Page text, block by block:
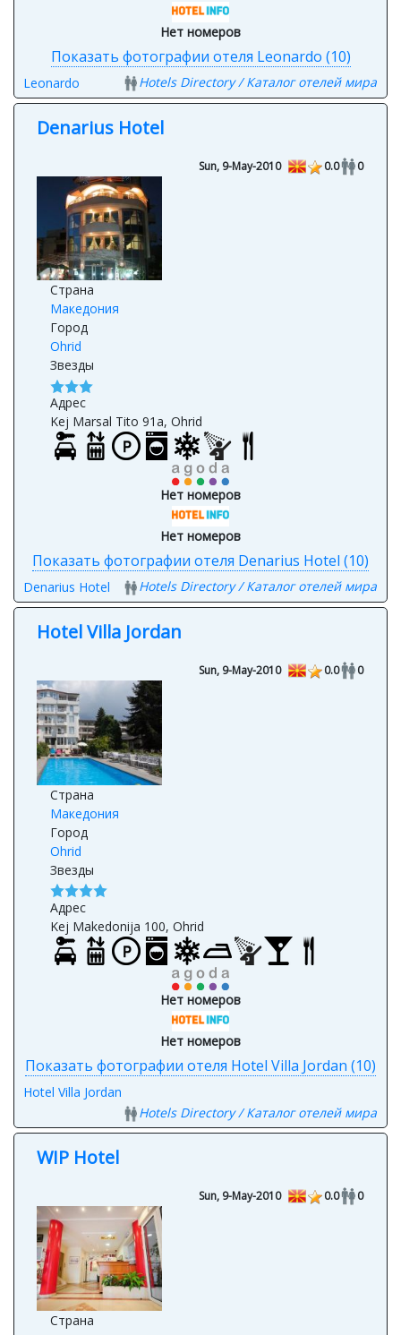
Нет номеров
Показать фотографии отеля Leonardo (10)
Leonardo Hotels Directory / Каталог отелей мира
Denarius Hotel
Sun, 9-May-2010 0.0 0
Страна
Македония
Город
Ohrid
Звезды
Адрес
Kej Marsal Tito 91a, Ohrid
Нет номеров
Нет номеров
Показать фотографии отеля Denarius Hotel (10)
Denarius Hotel Hotels Directory / Каталог отелей мира
Hotel Villa Jordan
Sun, 9-May-2010 0.0 0
Страна
Македония
Город
Ohrid
Звезды
Адрес
Kej Makedonija 100, Ohrid
Нет номеров
Нет номеров
Показать фотографии отеля Hotel Villa Jordan (10)
Hotel Villa Jordan
Hotels Directory / Каталог отелей мира
WIP Hotel
Sun, 9-May-2010 0.0 0
Страна